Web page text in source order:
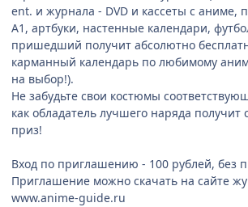
ent. и журнала - DVD и кассеты с аниме,
А1, артбуки, настенные календари,
пришедший получит абсолютно
карманный календарь по любимому
на выбор!).
Не забудьте свои костюмы
как обладатель лучшего наряда
приз!
Вход по приглашению - 100 рублей, без
Приглашение можно скачать на сайте
www.anime-guide.ru